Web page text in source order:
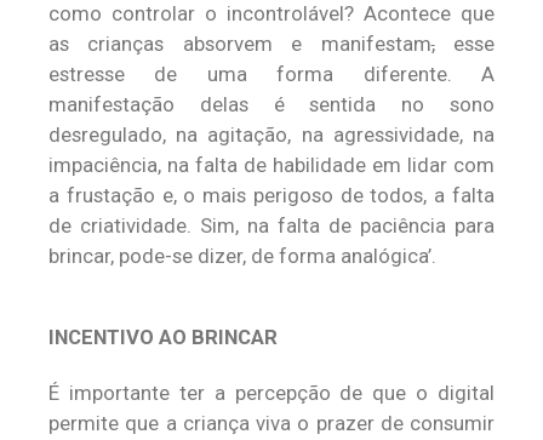
como controlar o incontrolável? Acontece que
as crianças absorvem e manifestam,esse
estresse de uma forma diferente. A
manifestação delas é sentida no sono
desregulado, na agitação, na agressividade, na
impaciência, na falta de habilidade em lidar com
a frustação e, o mais perigoso de todos, a falta
de criatividade. Sim, na falta de paciência para
brincar, pode-se dizer, de forma analógica’.
INCENTIVO AO BRINCAR
É importante ter a percepção de que o digital
permite que a criança viva o prazer de consumir